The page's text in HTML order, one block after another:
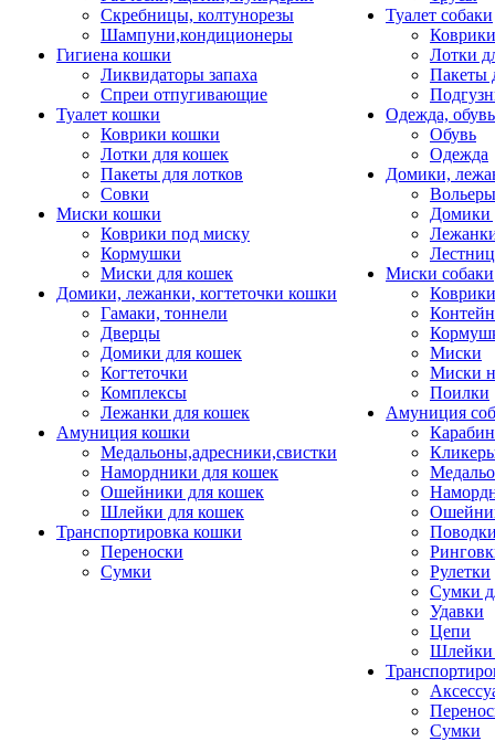
Скребницы, колтунорезы
Шампуни,кондиционеры
Гигиена кошки
Ликвидаторы запаха
Спреи отпугивающие
Туалет кошки
Коврики кошки
Лотки для кошек
Пакеты для лотков
Совки
Миски кошки
Коврики под миску
Кормушки
Миски для кошек
Домики, лежанки, когтеточки кошки
Гамаки, тоннели
Дверцы
Домики для кошек
Когтеточки
Комплексы
Лежанки для кошек
Амуниция кошки
Медальоны,адресники,свистки
Намордники для кошек
Ошейники для кошек
Шлейки для кошек
Транспортировка кошки
Переноски
Сумки
Туалет собаки
Коврики
Лотки
Пакеты
Одежда, обувь
Обувь
Одежда
Домики,
Домики
Миски собаки
Миски
Миски
Поилки
Амуниция
Рулетки
Сумки
Удавки
Цепи
Шлейки
Сумки